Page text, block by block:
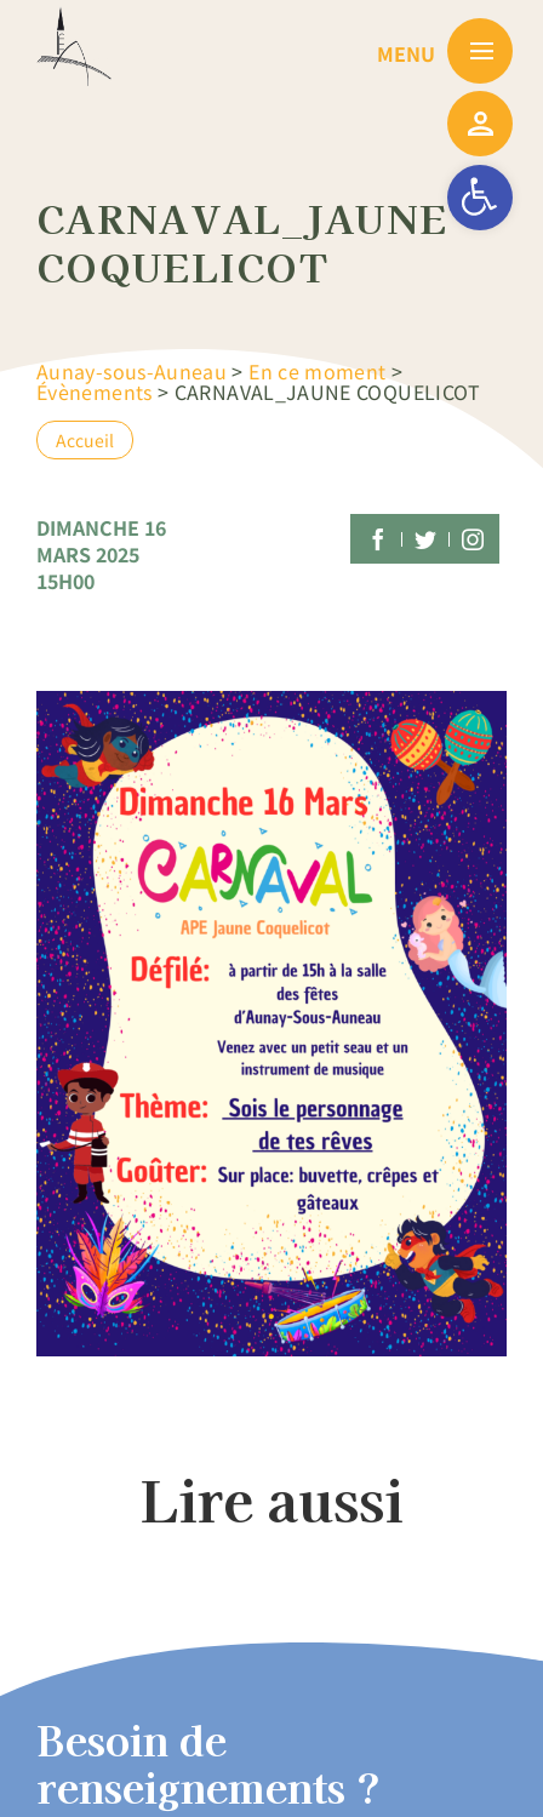
Ouvrir la
CARNAVAL_JAUNE
COQUELICOT
Aunay-sous-Auneau > En ce moment>
Évènements > CARNAVAL_JAUNE COQUELICOT
Accueil
DIMANCHE 16
MARS 2025
15H00
Lire aussi
Besoin de
renseignements ?